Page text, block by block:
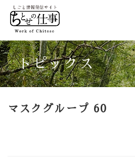
トピックス
マスクグループ 60